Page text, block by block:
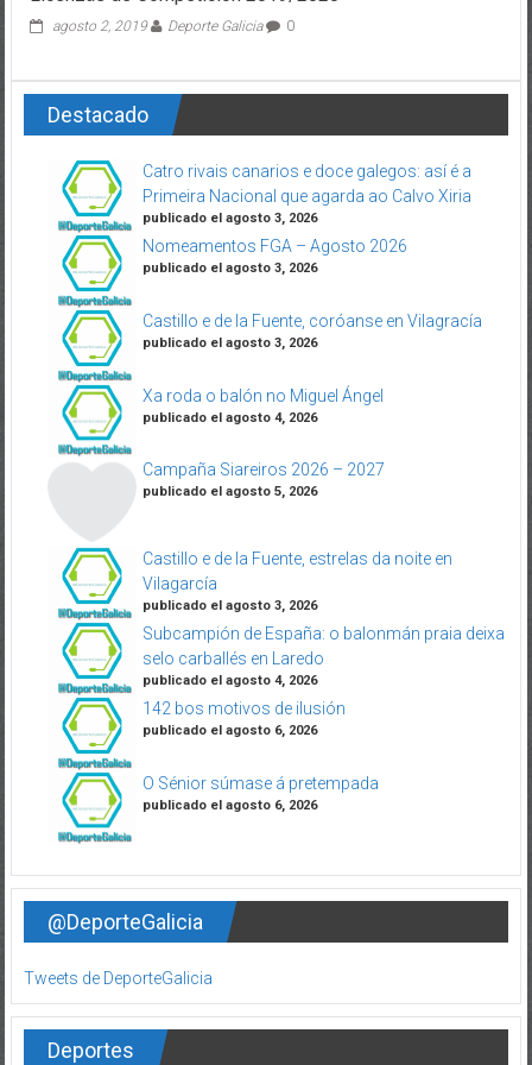
agosto 2, 2019 Deporte Galicia 0
Destacado
Catro rivais canarios e doce galegos: así é a
Primeira Nacional que agarda ao Calvo Xiria
publicado el agosto 3, 2026
Nomeamentos FGA – Agosto 2026
publicado el agosto 3, 2026
Castillo e de la Fuente, coróanse en Vilagracía
publicado el agosto 3, 2026
Xa roda o balón no Miguel Ángel
publicado el agosto 4, 2026
Campaña Siareiros 2026 – 2027
publicado el agosto 5, 2026
Castillo e de la Fuente, estrelas da noite en
Vilagarcía
publicado el agosto 3, 2026
Subcampión de España: o balonmán praia deixa
selo carballés en Laredo
publicado el agosto 4, 2026
142 bos motivos de ilusión
publicado el agosto 6, 2026
O Sénior súmase á pretempada
publicado el agosto 6, 2026
@DeporteGalicia
Tweets de DeporteGalicia
Deportes